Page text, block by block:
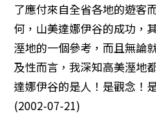
了應付來自全省各地的遊客
何，山美達娜伊谷的成功，
溼地的一個參考，而且無論
及性而言，我深知高美溼地
達娜伊谷的是人！是觀念！
(2002-07-21)